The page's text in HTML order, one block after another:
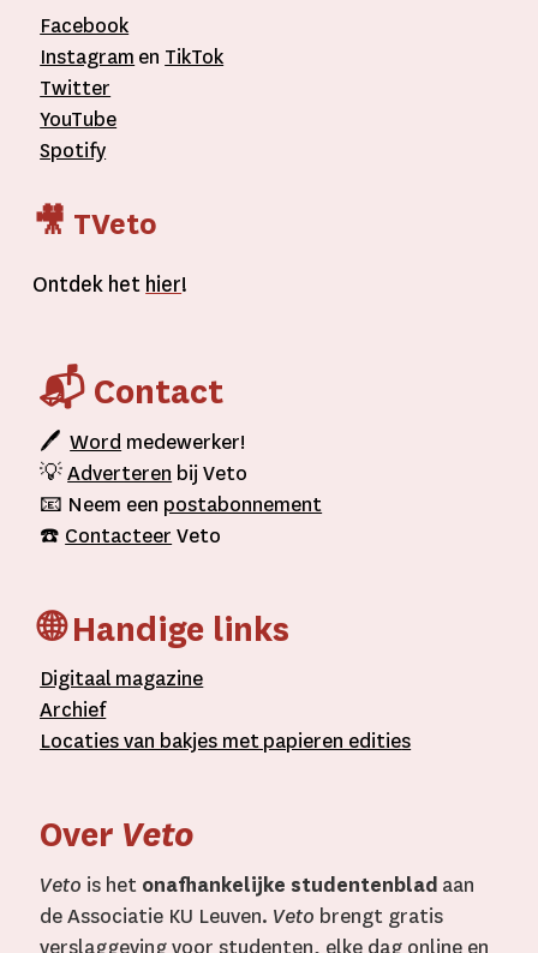
Facebook
Instagram en TikTok
Twitter
YouTube
Spotify
🎥 TVeto
Ontdek het hier!
📬 Contact
🖊Word medewerker!
💡Adverteren bij Veto
📧 Neem een postabonnement
☎️ Contacteer Veto
🌐 Handige links
Digitaal magazine
Archief
Locaties van bakjes metpapieren edities
Over Veto
Veto is het onafhankelijke studentenblad aan
de Associatie KU Leuven. Veto brengt gratis
verslaggeving voor studenten, elke dag online en